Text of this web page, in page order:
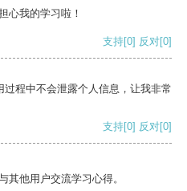
心我的学习啦！
支持[0] 反对[0]
程中不会泄露个人信息，让我非常
支持[0] 反对[0]
其他用户交流学习心得。